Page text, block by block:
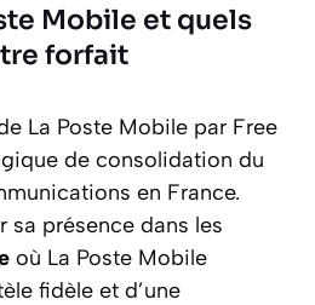
Mobile et quels
forfait
La Poste Mobile par Free
de consolidation du
en France.
sa présence dans les
où La Poste Mobile
fidèle et d’une